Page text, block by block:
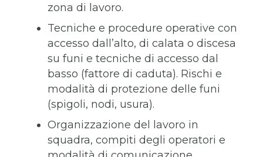
zona di lavoro.
Tecniche e procedure operative con
accesso dall’alto, di calata o discesa
su funi e tecniche di accesso dal
basso (fattore di caduta). Rischi e
modalità di protezione delle funi
(spigoli, nodi, usura).
Organizzazione del lavoro in
squadra, compiti degli operatori e